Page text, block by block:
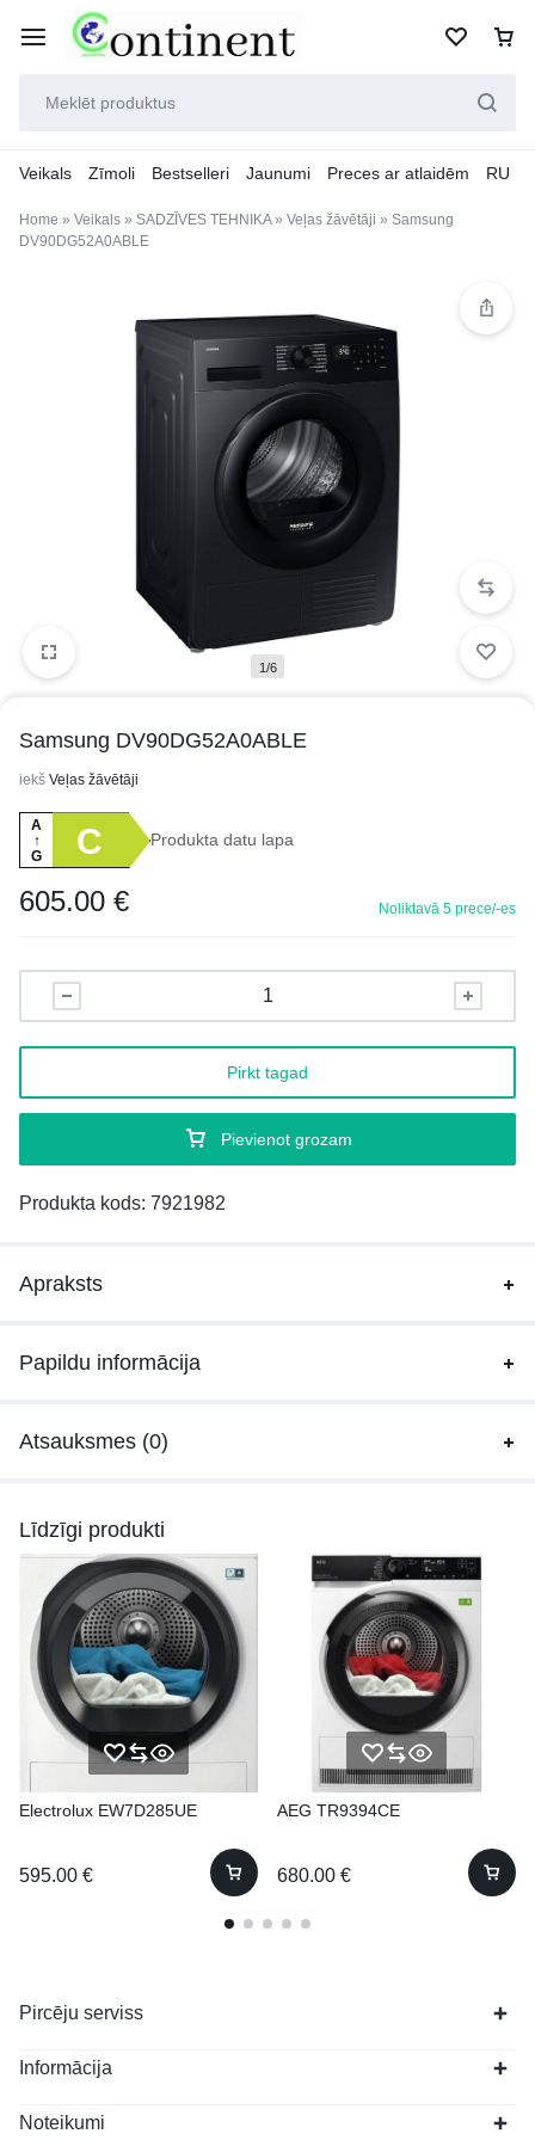
Veikals Zīmoli Bestselleri Jaunumi Preces ar atlaidēm RU
Home » Veikals » SADZĪVES TEHNIKA» Veļas žāvētāji » Samsung
DV90DG52A0ABLE
1/6
Samsung DV90DG52A0ABLE
iekš Veļas žāvētāji
A
↑
G
C Produkta datu lapa
605.00 € Noliktavā 5 prece/-es
Pievienot grozam
Pirkt tagad
Produkta kods: 7921982
Apraksts
Papildu informācija
Atsauksmes (0)
Līdzīgi produkti
Electrolux EW7D285UE
595.00 €
AEG TR9394CE
680.00 €
Pircēju serviss
Informācija
Noteikumi